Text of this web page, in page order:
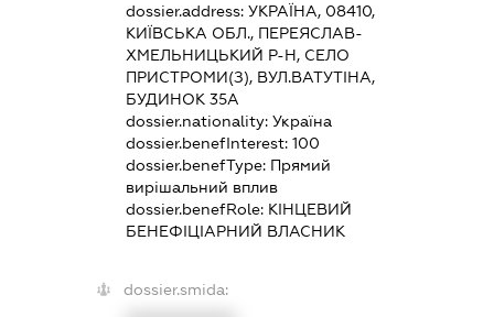
dossier.address: УКРАЇНА, 08410,
КИЇВСЬКА ОБЛ., ПЕРЕЯСЛАВ-
ХМЕЛЬНИЦЬКИЙ Р-Н, СЕЛО
ПРИСТРОМИ(З), ВУЛ.ВАТУТІНА,
БУДИНОК 35А
dossier.nationality: Україна
dossier.benefInterest: 100
dossier.benefType: Прямий
вирішальний вплив
dossier.benefRole: КІНЦЕВИЙ
БЕНЕФІЦІАРНИЙ ВЛАСНИК
dossier.smida: